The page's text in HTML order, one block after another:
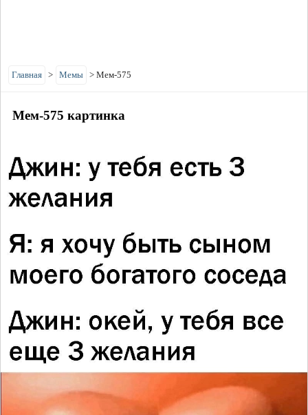
Главная > Мемы > Мем-575
Мем-575 картинка